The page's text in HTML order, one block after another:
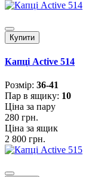
Купити
Капці Active 514
Розмiр: 36-41
Пар в ящику: 10
Ціна за пару
280 грн.
Ціна за ящик
2 800 грн.